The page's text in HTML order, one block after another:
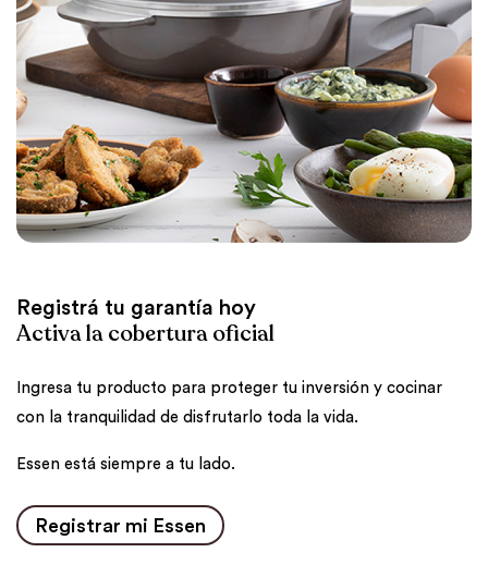
Registrá tu garantía hoy
Activa la cobertura oficial
Ingresa tu producto para proteger tu inversión y cocinar
con la tranquilidad de disfrutarlo toda la vida.
Essen está siempre a tu lado.
Registrar mi Essen